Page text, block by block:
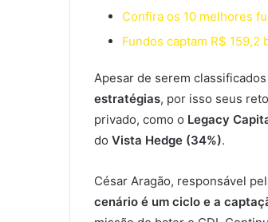
Confira os 10 melhores
Fundos captam R$
Apesar de serem
estratégias, por isso seus
privado, como o Legacy
do Vista Hedge (34%).
César Aragão, responsável
cenário é um ciclo e a